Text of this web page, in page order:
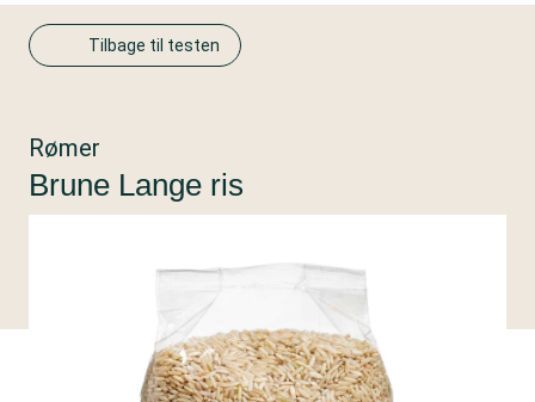
Tilbage til testen
Rømer
Brune Lange ris